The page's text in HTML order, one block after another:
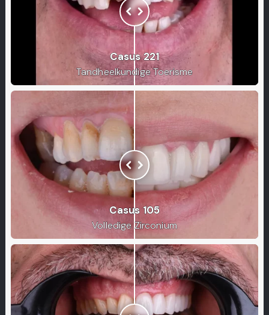
Casus 221
Tandheelkundige Toerisme
Casus 105
Volledige Zirconium